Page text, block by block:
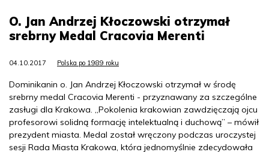
O. Jan Andrzej Kłoczowski otrzymał
srebrny Medal Cracovia Merenti
04.10.2017 Polska po 1989 roku
Dominikanin o. Jan Andrzej Kłoczowski otrzymał w środę
srebrny medal Cracovia Merenti - przyznawany za szczególne
zasługi dla Krakowa. „Pokolenia krakowian zawdzięczają ojcu
profesorowi solidną formację intelektualną i duchową” – mówił
prezydent miasta. Medal został wręczony podczas uroczystej
sesji Rada Miasta Krakowa, która jednomyślnie zdecydowała